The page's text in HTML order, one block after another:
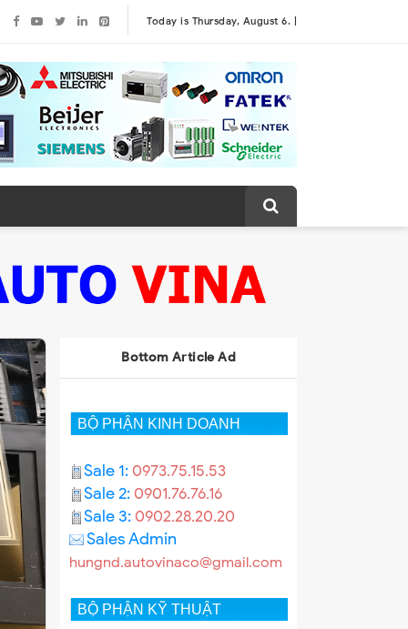
Today is Thursday, August 6. |
Bottom Article Ad
BỘ PHẬN KINH DOANH
Sale 1: 0973.75.15.53
Sale 2: 0901.76.76.16
Sale 3: 0902.28.20.20
Sales Admin
hungnd.autovinaco@gmail.com
BỘ PHẬN KỸ THUẬT